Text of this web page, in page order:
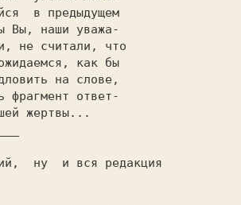
Вы, наши уважа-
жертвы...
ну  и вся редакция